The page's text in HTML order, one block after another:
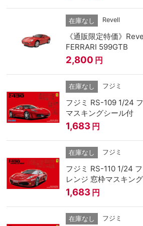
在庫なし Revell
《通販限定特価》
FERRARI 599GTB
2,800 円
在庫なし フジミ
フジミ RS-109 1/24
マスキングシール付
1,683 円
在庫なし フジミ
フジミ RS-110 1/24
レンジ 窓枠マスキン
1,683 円
在庫なし フジミ